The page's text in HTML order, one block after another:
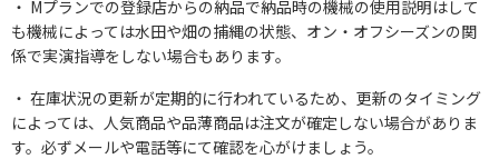
Mプランでの登録店からの納品で納品時の機械の使用説明はして
も機械によっては水田や畑の捕縄の状態、オン・オフシーズンの関
係で実演指導をしない場合もあります。
在庫状況の更新が定期的に行われているため、更新のタイミング
によっては、人気商品や品薄商品は注文が確定しない場合がありま
す。必ずメールや電話等にて確認を心がけましょう。